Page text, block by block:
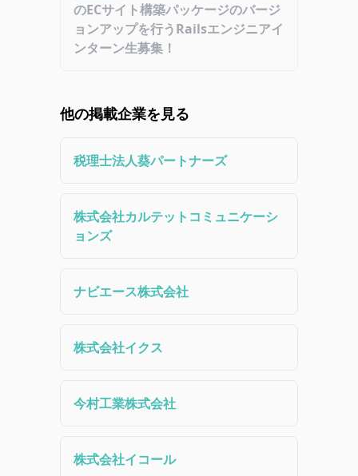
のECサイト構築パッケージのバージ
ョンアップを行うRailsエンジニアイ
ンターン生募集！
他の掲載企業を見る
税理士法人葵パートナーズ
株式会社カルテットコミュニケーシ
ョンズ
ナビエース株式会社
株式会社イクス
今村工業株式会社
株式会社イコール